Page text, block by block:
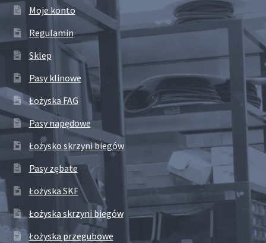
Moje konto
Regulamin
Sklep
Pasy klinowe
Łożyska FAG
Pasy napędowe
Łożysko skrzyni biegów
Pasy zębate
Łożyska SKF
Łożyska skrzyni biegów
Łożyska przegubowe